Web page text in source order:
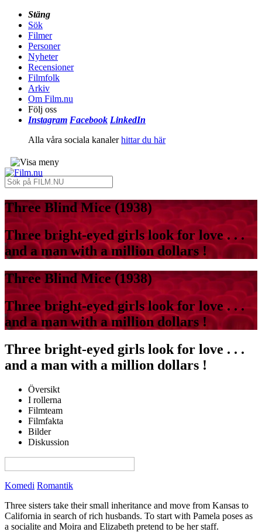
Stäng
Sök
Filmer
Personer
Nyheter
Recensioner
Filmfolk
Arkiv
Om Film.nu
Följ oss
Instagram Facebook LinkedIn
Alla våra sociala kanalerhittar du här
Three Blind Mice (1938)
Three bright-eyed girls look for love . . .
and a man with a million dollars !
Three Blind Mice (1938)
Three bright-eyed girls look for love . . .
and a man with a million dollars !
Three bright-eyed girls look for love . . .
and a man with a million dollars !
Översikt
I rollerna
Filmteam
Filmfakta
Bilder
Diskussion
Komedi Romantik
Three sisters take their small inheritance and move from Kansas to
California in search of rich husbands. To start with Pamela poses as
a socialite and Moira and Elizabeth pretend to be her staff.